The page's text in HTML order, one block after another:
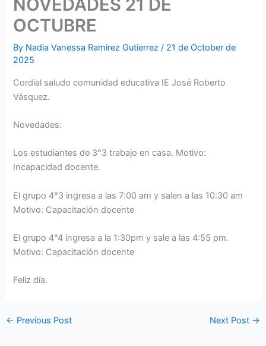
NOVEDADES 21 DE
OCTUBRE
By Nadia Vanessa Ramirez Gutierrez/ 21 de October de
2025
Cordial saludo comunidad educativa IE José Roberto
Vásquez.
Novedades:
Los estudiantes de 3°3 trabajo en casa. Motivo:
Incapacidad docente.
El grupo 4°3 ingresa a las 7:00 am y salen a las 10:30 am
Motivo: Capacitación docente
El grupo 4°4 ingresa a la 1:30pm y sale a las 4:55 pm.
Motivo: Capacitación docente
Feliz día.
← Previous Post Next Post →